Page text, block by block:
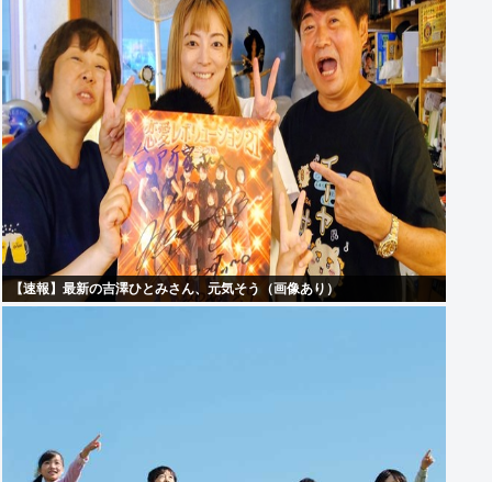
【速報】最新の吉澤ひとみさん、元気そう（画像あり）